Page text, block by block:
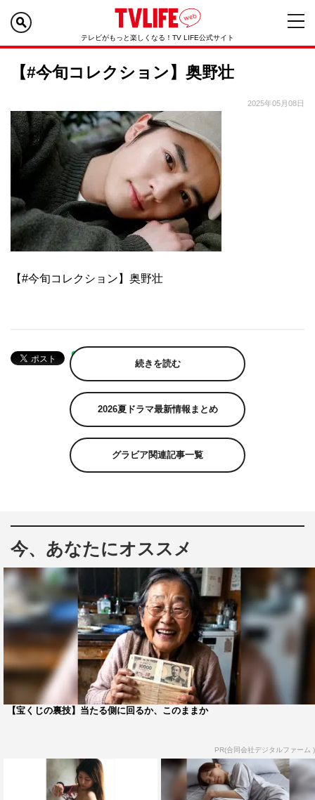
テレビがもっと楽しくなる！TV LIFE公式サイト
【#今旬コレクション】奥野壮
2025年05月08日
【#今旬コレクション】奥野壮
続きを読む
2026夏ドラマ最新情報まとめ
グラビア関連記事一覧
今、あなたにオススメ
【宝くじの裏技】当たる側に回るか、このままか
PR(合同会社デジタルファーム )